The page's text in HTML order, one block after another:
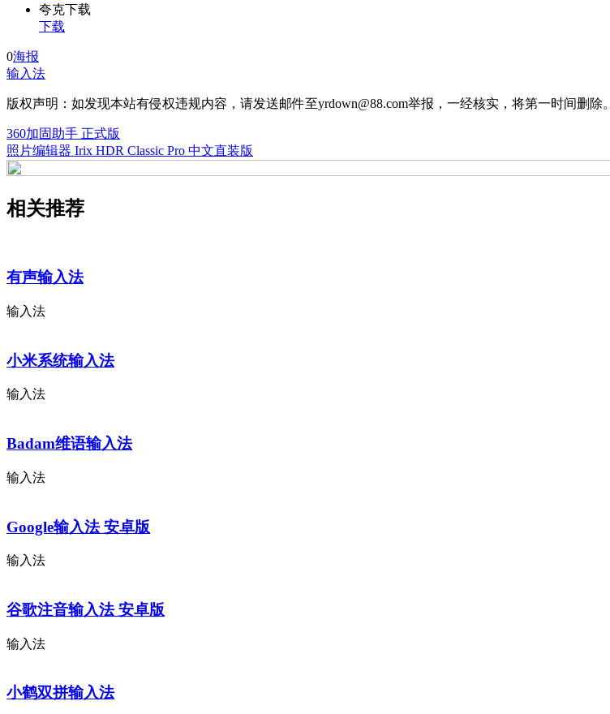
夸克下载
下载
0海报
输入法
版权声明：如发现本站有侵权违规内容，请发送邮件至yrdown@88.com举报，一经核实，将第一时间删除。
360加固助手 正式版
照片编辑器 Irix HDR Classic Pro 中文直装版
相关推荐
有声输入法
输入法
小米系统输入法
输入法
Badam维语输入法
输入法
Google输入法 安卓版
输入法
谷歌注音输入法 安卓版
输入法
小鹤双拼输入法